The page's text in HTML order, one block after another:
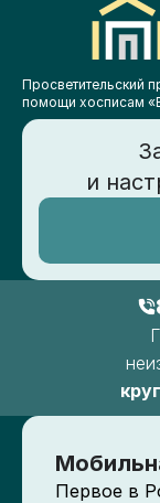
Просветительский
помощи хосписам
и
Первое в